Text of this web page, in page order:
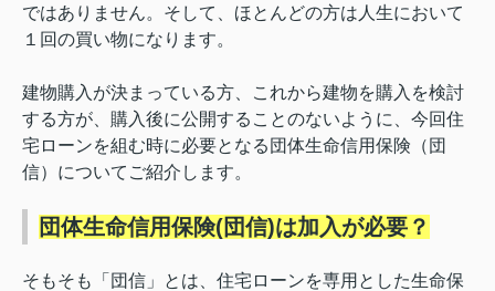
ではありません。 そして、ほとんどの方は 人生において
１回の買い物になります。
建物購入が決まっている方、これから建物を購入を検討
する方が、購入後に公開することのないように、今回住
宅ローンを組む時に必要となる団体生命信用保険（団
信）についてご紹介します。
団体生命信用保険(団信)は加入が必要？
そもそも「団信」とは、住宅ローンを専用とした生命保